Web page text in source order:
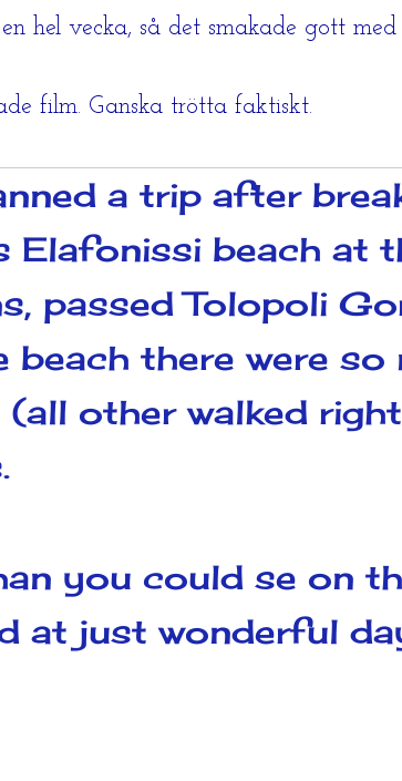
hel vecka, så det smakade gott med
film. Ganska trötta faktiskt.
a trip after
Elafonissi beach at
passed Tolopoli
beach there were
(all other walked
you could se on
at just wonderful